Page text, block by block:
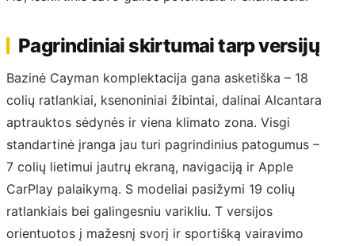
Pagrindiniai skirtumai tarp versijų
Bazinė Cayman komplektacija gana asketiška – 18
colių ratlankiai, ksenoniniai žibintai, dalinai Alcantara
aptrauktos sėdynės ir viena klimato zona. Visgi
standartinė įranga jau turi pagrindinius patogumus –
7 colių lietimui jautrų ekraną, navigaciją ir Apple
CarPlay palaikymą. S modeliai pasižymi 19 colių
ratlankiais bei galingesniu varikliu. T versijos
orientuotos į mažesnį svorį ir sportišką vairavimo